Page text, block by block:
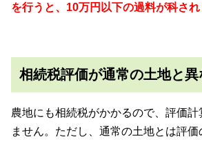
を行うと、10万円以下の過料が科さ
相続税評価が通常の土地と異
農地にも相続税がかかるので、評価計
ません。ただし、通常の土地とは評価